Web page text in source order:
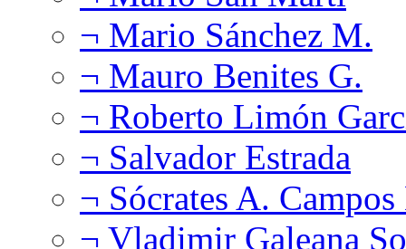
¬ Mario Sánchez M.
¬ Mauro Benites G.
¬ Roberto Limón
¬ Salvador Estrada
¬ Sócrates A.
¬ Vladimir Galeana